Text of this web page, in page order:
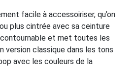
facile à accessoiriser, qu’on
plus cintrée avec sa ceinture
et met toutes les
version classique dans les tons
avec les couleurs de la